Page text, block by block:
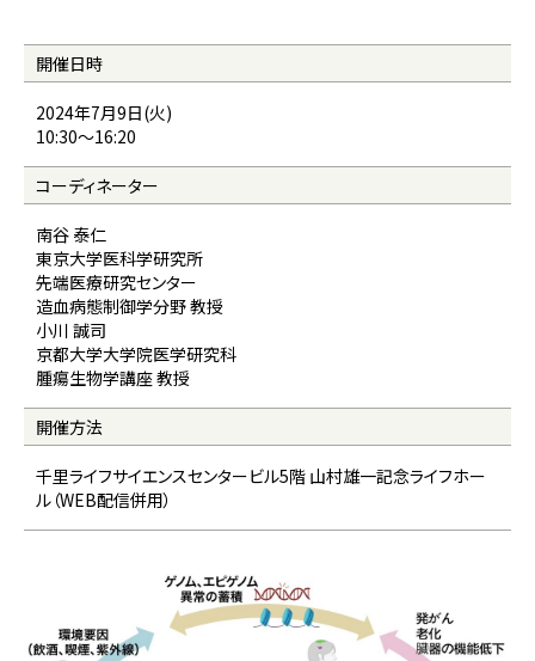
開催日時
2024年7月9日(火)
10:30〜16:20
コーディネーター
南谷 泰仁
東京大学医科学研究所
先端医療研究センター
造血病態制御学分野 教授
小川 誠司
京都大学大学院医学研究科
腫瘍生物学講座 教授
開催方法
千里ライフサイエンスセンタービル5階 山村雄一記念ライフホー
ル（WEB配信併用）